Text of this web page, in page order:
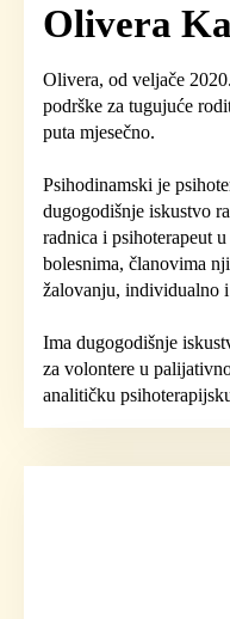
Olivera
Olivera, od veljače
podrške za tugujuće
puta mjesečno.
Psihodinamski je
dugogodišnje iskustvo
radnica i psihoterapeut
bolesnima, članovima
žalovanju, individualno
Ima dugogodišnje
za volontere u
analitičku